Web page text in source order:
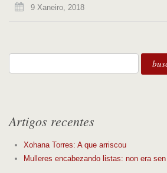
9 Xaneiro, 2018
Artigos recentes
Xohana Torres: A que arriscou
Mulleres encabezando listas: non era